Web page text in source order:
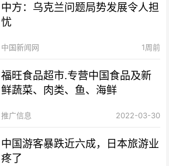
中方：乌克兰问题局势发展令人担
忧
中国新闻网 1周前
福旺食品超市.专营中国食品及新
鲜蔬菜、肉类、鱼、海鲜
推广信息 2022-03-30
中国游客暴跌近六成，日本旅游业
疼了